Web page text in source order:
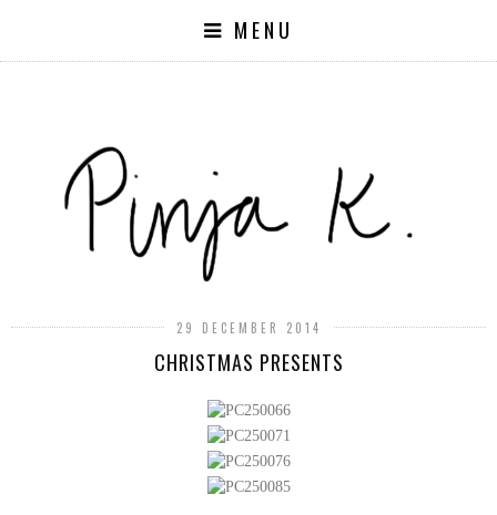
MENU
29 DECEMBER 2014
CHRISTMAS PRESENTS